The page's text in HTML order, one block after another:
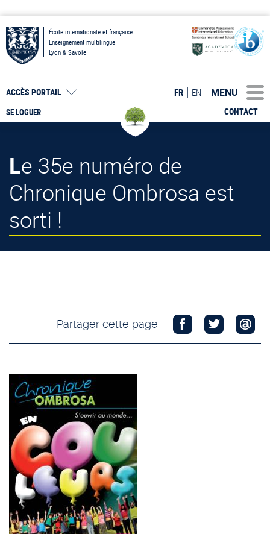
École internationale et française
Enseignement multilingue
Lyon & Savoie
SE LOGUER
ACCÈS PORTAIL
CONTACT
FR EN MENU
Le 35e numéro de
Chronique Ombrosa est
sorti !
Partager cette page